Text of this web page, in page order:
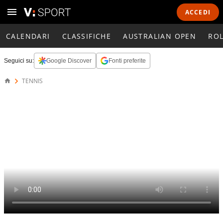
ACCEDI
CALENDARI CLASSIFICHE AUSTRALIAN OPEN
Seguici su: Google Discover Fonti preferite
TENNIS